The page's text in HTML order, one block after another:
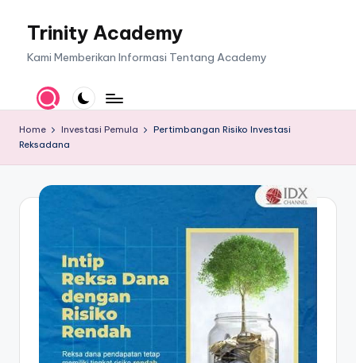
Trinity Academy
Kami Memberikan Informasi Tentang Academy
Home Investasi Pemula
Pertimbangan Risiko Investasi
Reksadana